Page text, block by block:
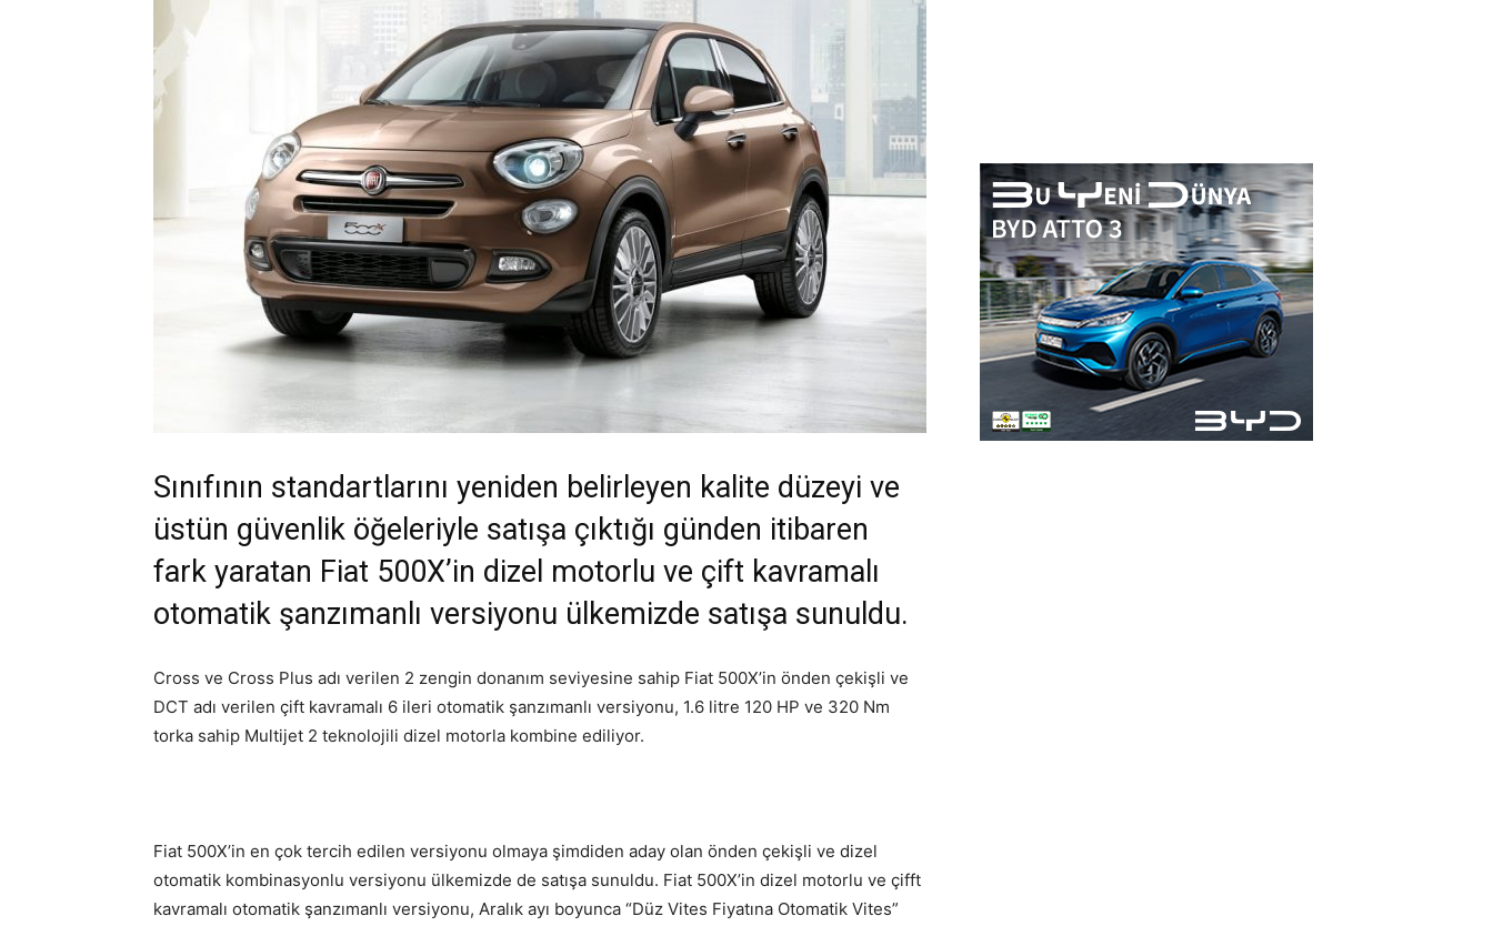
Sınıfının standartlarını yeniden belirleyen kalite düzeyi ve
üstün güvenlik öğeleriyle satışa çıktığı günden itibaren
fark yaratan Fiat 500X’in dizel motorlu ve çift kavramalı
otomatik şanzımanlı versiyonu ülkemizde satışa sunuldu.
Cross ve Cross Plus adı verilen 2 zengin donanım seviyesine sahip Fiat 500X’in önden çekişli ve
DCT adı verilen çift kavramalı 6 ileri otomatik şanzımanlı versiyonu, 1.6 litre 120 HP ve 320 Nm
torka sahip Multijet 2 teknolojili dizel motorla kombine ediliyor.
Fiat 500X’in en çok tercih edilen versiyonu olmaya şimdiden aday olan önden çekişli ve dizel
otomatik kombinasyonlu versiyonu ülkemizde de satışa sunuldu. Fiat 500X’in dizel motorlu ve çifft
kavramalı otomatik şanzımanlı versiyonu, Aralık ayı boyunca “Düz Vites Fiyatına Otomatik Vites”